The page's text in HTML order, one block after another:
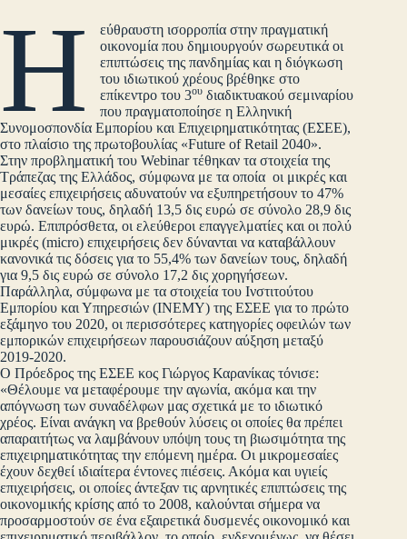
Η
εύθραυστη ισορροπία στην πραγματική
οικονομία που δημιουργούν σωρευτικά οι
επιπτώσεις της πανδημίας και η διόγκωση
του ιδιωτικού χρέους βρέθηκε στο
επίκεντρο του 3ου διαδικτυακού σεμιναρίου
που πραγματοποίησε η Ελληνική
Συνομοσπονδία Εμπορίου και Επιχειρηματικότητας (ΕΣΕΕ),
στο πλαίσιο της πρωτοβουλίας «Future of Retail 2040».
Στην προβληματική του Webinar τέθηκαν τα στοιχεία της
Τράπεζας της Ελλάδος, σύμφωνα με τα οποία οι μικρές και
μεσαίες επιχειρήσεις αδυνατούν να εξυπηρετήσουν το 47%
των δανείων τους, δηλαδή 13,5 δις ευρώ σε σύνολο 28,9 δις
ευρώ. Επιπρόσθετα, οι ελεύθεροι επαγγελματίες και οι πολύ
μικρές (micro) επιχειρήσεις δεν δύνανται να καταβάλλουν
κανονικά τις δόσεις για το 55,4% των δανείων τους, δηλαδή
για 9,5 δις ευρώ σε σύνολο 17,2 δις χορηγήσεων.
Παράλληλα, σύμφωνα με τα στοιχεία του Ινστιτούτου
Εμπορίου και Υπηρεσιών (ΙΝΕΜΥ) της ΕΣΕΕ για το πρώτο
εξάμηνο του 2020, οι περισσότερες κατηγορίες οφειλών των
εμπορικών επιχειρήσεων παρουσιάζουν αύξηση μεταξύ
2019-2020.
Ο Πρόεδρος της ΕΣΕΕ κος Γιώργος Καρανίκας τόνισε:
«Θέλουμε να μεταφέρουμε την αγωνία, ακόμα και την
απόγνωση των συναδέλφων μας σχετικά με το ιδιωτικό
χρέος. Είναι ανάγκη να βρεθούν λύσεις οι οποίες θα πρέπει
απαραιτήτως να λαμβάνουν υπόψη τους τη βιωσιμότητα της
επιχειρηματικότητας την επόμενη ημέρα. Οι μικρομεσαίες
έχουν δεχθεί ιδιαίτερα έντονες πιέσεις. Ακόμα και υγιείς
επιχειρήσεις, οι οποίες άντεξαν τις αρνητικές επιπτώσεις της
οικονομικής κρίσης από το 2008, καλούνται σήμερα να
προσαρμοστούν σε ένα εξαιρετικά δυσμενές οικονομικό και